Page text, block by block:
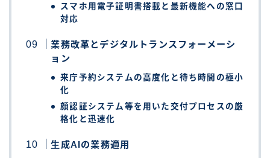
スマホ用電子証明書搭載と最新機能への窓口
対応
業務改革とデジタルトランスフォーメーシ
ョン
来庁予約システムの高度化と待ち時間の極小
化
顔認証システム等を用いた交付プロセスの厳
格化と迅速化
生成AIの業務適用